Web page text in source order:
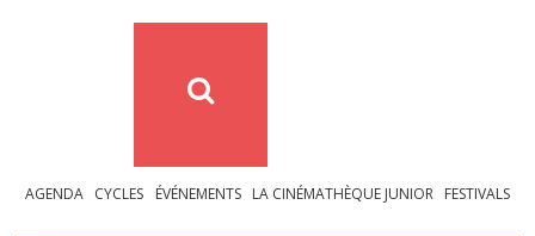
AGENDA CYCLES ÉVÉNEMENTS LA CINÉMATHÈQUE JUNIOR FESTIVALS